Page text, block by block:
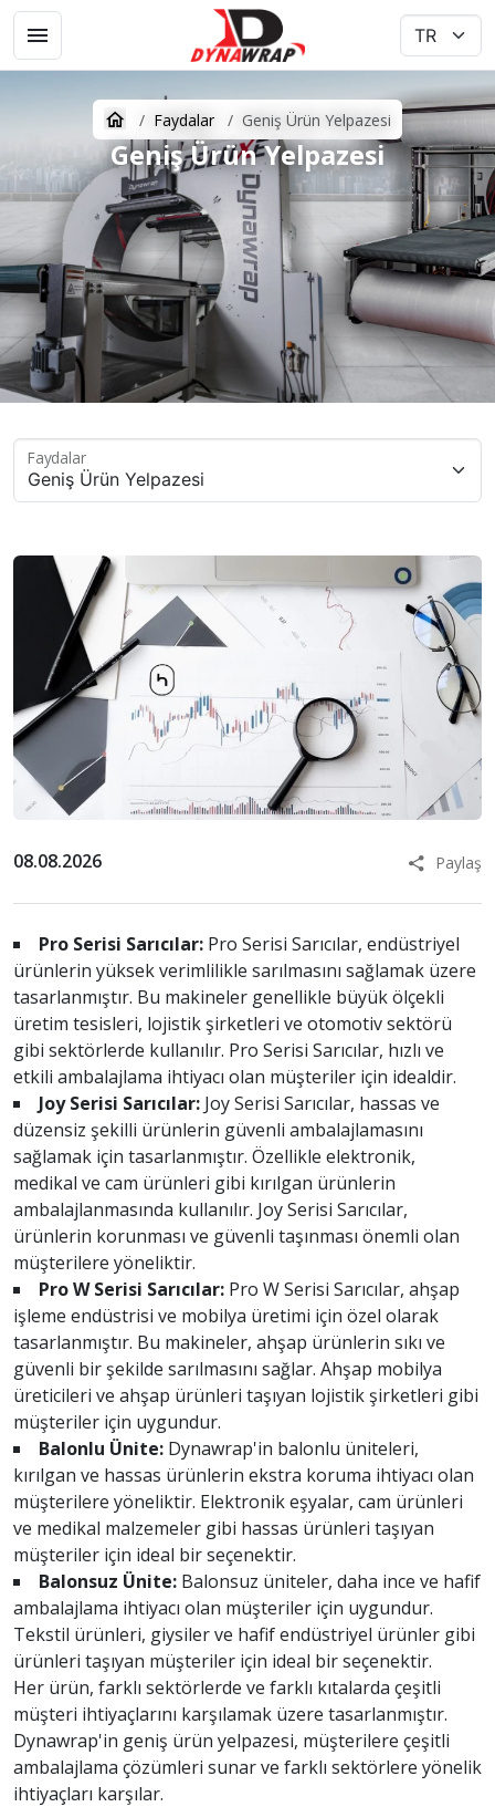
Faydalar Geniş Ürün Yelpazesi
Geniş Ürün Yelpazesi
Faydalar
08.08.2026 Paylaş
Pro Serisi Sarıcılar: Pro Serisi Sarıcılar, endüstriyel
ürünlerin yüksek verimlilikle sarılmasını sağlamak üzere
tasarlanmıştır. Bu makineler genellikle büyük ölçekli
üretim tesisleri, lojistik şirketleri ve otomotiv sektörü
gibi sektörlerde kullanılır. Pro Serisi Sarıcılar, hızlı ve
etkili ambalajlama ihtiyacı olan müşteriler için idealdir.
Joy Serisi Sarıcılar: Joy Serisi Sarıcılar, hassas ve
düzensiz şekilli ürünlerin güvenli ambalajlamasını
sağlamak için tasarlanmıştır. Özellikle elektronik,
medikal ve cam ürünleri gibi kırılgan ürünlerin
ambalajlanmasında kullanılır. Joy Serisi Sarıcılar,
ürünlerin korunması ve güvenli taşınması önemli olan
müşterilere yöneliktir.
Pro W Serisi Sarıcılar: Pro W Serisi Sarıcılar, ahşap
işleme endüstrisi ve mobilya üretimi için özel olarak
tasarlanmıştır. Bu makineler, ahşap ürünlerin sıkı ve
güvenli bir şekilde sarılmasını sağlar. Ahşap mobilya
üreticileri ve ahşap ürünleri taşıyan lojistik şirketleri gibi
müşteriler için uygundur.
Balonlu Ünite: Dynawrap'in balonlu üniteleri,
kırılgan ve hassas ürünlerin ekstra koruma ihtiyacı olan
müşterilere yöneliktir. Elektronik eşyalar, cam ürünleri
ve medikal malzemeler gibi hassas ürünleri taşıyan
müşteriler için ideal bir seçenektir.
Balonsuz Ünite: Balonsuz üniteler, daha ince ve hafif
ambalajlama ihtiyacı olan müşteriler için uygundur.
Tekstil ürünleri, giysiler ve hafif endüstriyel ürünler gibi
ürünleri taşıyan müşteriler için ideal bir seçenektir.
Her ürün, farklı sektörlerde ve farklı kıtalarda çeşitli
müşteri ihtiyaçlarını karşılamak üzere tasarlanmıştır.
Dynawrap'in geniş ürün yelpazesi, müşterilere çeşitli
ambalajlama çözümleri sunar ve farklı sektörlere yönelik
ihtiyaçları karşılar.